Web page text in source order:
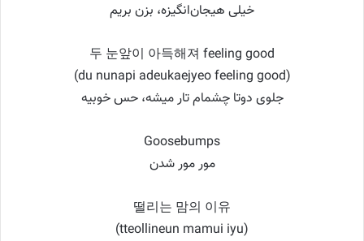
خیلی هیجان‌انگیزه، بزن بریم
두 눈앞이 아득해져 feeling good
(du nunapi adeukaejyeo feeling good)
جلوی دوتا چشمام تار میشه، حس خوبیه
Goosebumps
مور مور شدن
떨리는 맘의 이유
(tteollineun mamui iyu)